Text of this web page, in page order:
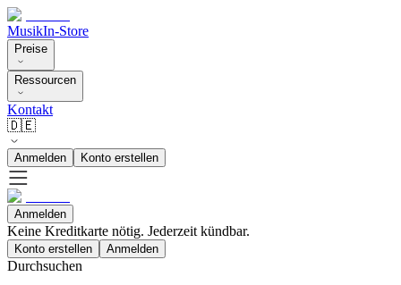
MusikIn-Store
Preise
Ressourcen
Kontakt
🇩🇪
Anmelden Konto erstellen
Anmelden
Keine Kreditkarte nötig. Jederzeit kündbar.
Konto erstellen Anmelden
Durchsuchen